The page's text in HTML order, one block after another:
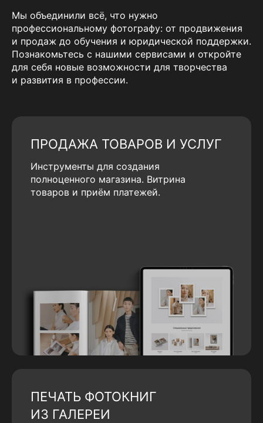
Мы объединили всё, что нужно
профессиональному фотографу: от продвижения
и продаж до обучения и юридической поддержки.
Познакомьтесь с нашими сервисами и откройте
для себя новые возможности для творчества
и развития в профессии.
ПРОДАЖА ТОВАРОВ И УСЛУГ
Инструменты для создания
полноценного магазина. Витрина
товаров и приём платежей.
ПЕЧАТЬ ФОТОКНИГ
ИЗ ГАЛЕРЕИ